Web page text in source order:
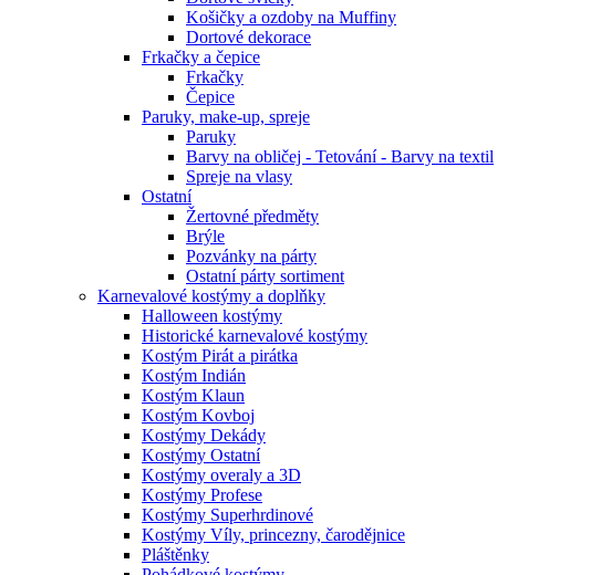
Košičky a ozdoby na Muffiny
Dortové dekorace
Frkačky a čepice
Frkačky
Čepice
Paruky, make-up, spreje
Paruky
Barvy na obličej - Tetování - Barvy na textil
Spreje na vlasy
Ostatní
Žertovné předměty
Brýle
Pozvánky na párty
Ostatní párty sortiment
Karnevalové kostýmy a doplňky
Halloween kostýmy
Historické karnevalové kostýmy
Kostým Pirát a pirátka
Kostým Indián
Kostým Klaun
Kostým Kovboj
Kostýmy Dekády
Kostýmy Ostatní
Kostýmy overaly a 3D
Kostýmy Profese
Kostýmy Superhrdinové
Kostýmy Víly, princezny, čarodějnice
Pláštěnky